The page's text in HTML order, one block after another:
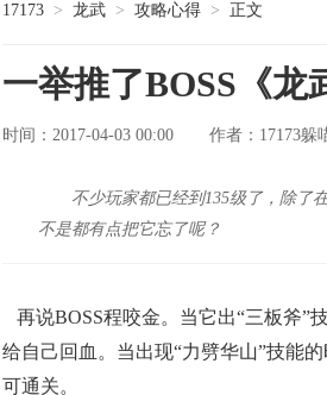
17173 > 龙武 > 攻略心得 > 正文
一举推了BOSS《龙
时间：2017-04-03 00:00 作者： 17173躲
不少玩家都已经到135级了，除了
不是都有点把它忘了呢？
再说BOSS程咬金。当它出“三板斧”
给自己回血。当出现“力劈华山”技能
可通关。